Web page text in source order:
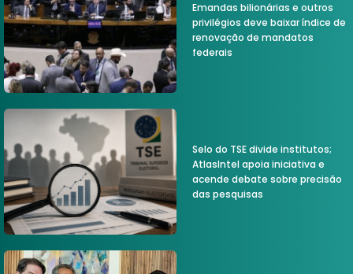
Emandas bilionárias e outros
privilégios deve baixar índice de
renovação de mandatos
federais
Selo do TSE divide institutos;
AtlasIntel apoia iniciativa e
acende debate sobre precisão
das pesquisas